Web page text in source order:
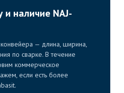
и наличие NAJ-
— длина, ширина,
по сварке. В течение
коммерческое
если есть более